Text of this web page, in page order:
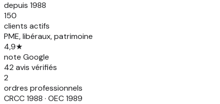
depuis 1988
150
clients actifs
PME, libéraux, patrimoine
4,9★
note Google
42 avis vérifiés
2
ordres professionnels
CRCC 1988 · OEC 1989